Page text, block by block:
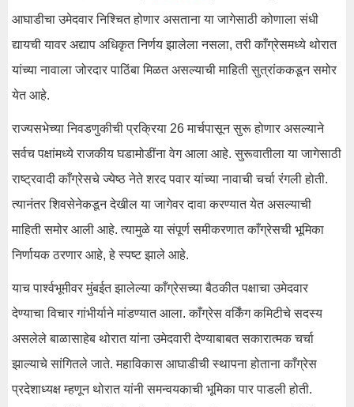
आघाडीचा उमेदवार निश्चित होणार असताना या जागेसाठी कोणाला संधी
द्यायची यावर अद्याप अधिकृत निर्णय झालेला नसला, तरी काँग्रेसमध्ये थोरात
यांच्या नावाला जोरदार पाठिंबा मिळत असल्याची माहिती सुत्रांककडून समोर
येत आहे.
राज्यसभेच्या निवडणुकीची प्रक्रिया 26 मार्चपासून सुरू होणार असल्याने
सर्वच पक्षांमध्ये राजकीय घडामोडींना वेग आला आहे. सुरूवातीला या जागेसाठी
राष्ट्रवादी काँग्रेसचे ज्येष्ठ नेते शरद पवार यांच्या नावाची चर्चा रंगली होती.
त्यानंतर शिवसेनेकडून देखील या जागेवर दावा करण्यात येत असल्याची
माहिती समोर आली आहे. त्यामुळे या संपूर्ण समीकरणात काँग्रेसची भूमिका
निर्णायक ठरणार आहे, हे स्पष्ट झाले आहे.
याच पार्श्वभूमीवर मुंबईत झालेल्या काँग्रेसच्या बैठकीत पक्षाचा उमेदवार
देण्याचा विचार गांभीर्याने मांडण्यात आला. काँग्रेस वर्किंग कमिटीचे सदस्य
असलेले बाळासाहेब थोरात यांना उमेदवारी देण्याबाबत सकारात्मक चर्चा
झाल्याचे सांगितले जाते. महाविकास आघाडीची स्थापना होताना काँग्रेस
प्रदेशाध्यक्ष म्हणून थोरात यांनी समन्वयकाची भूमिका पार पाडली होती.